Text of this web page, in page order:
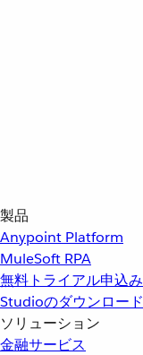
製品
Anypoint Platform
MuleSoft RPA
無料トライアル申込み
Studioのダウンロード
ソリューション
金融サービス